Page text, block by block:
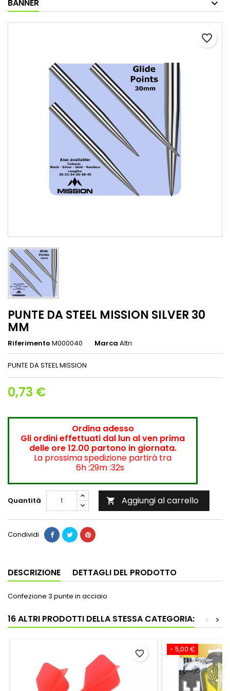
BANNER
favorite_border
PUNTE DA STEEL MISSION SILVER 30
MM
Riferimento M000040 Marca Altri
PUNTE DA STEEL MISSION
0,73 €
Ordina adesso
Gli ordini effettuati dal lun al ven prima
delle ore 12.00 partono in giornata.
La prossima spedizione partirà tra
6h :29m :32s
Quantità  Aggiungi al carrello
Condividi
DESCRIZIONE DETTAGLI DEL PRODOTTO
Confezione 3 punte in acciaio
16 ALTRI PRODOTTI DELLA STESSA CATEGORIA: >
<
favorite_border - 5,00 €